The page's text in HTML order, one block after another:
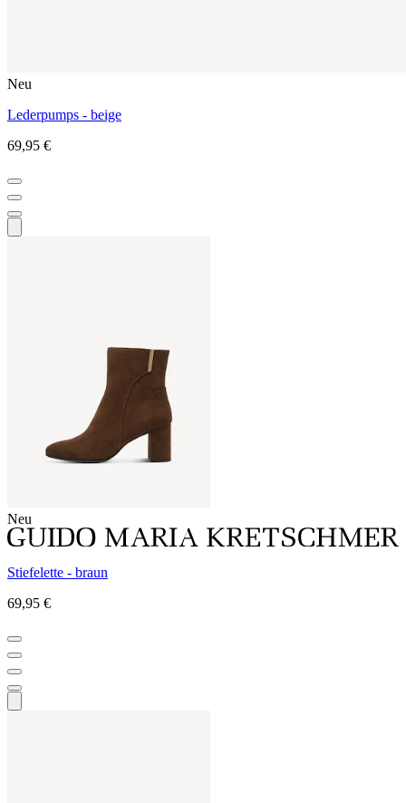
Neu
Lederpumps - beige
69,95 €
Neu
Stiefelette - braun
69,95 €